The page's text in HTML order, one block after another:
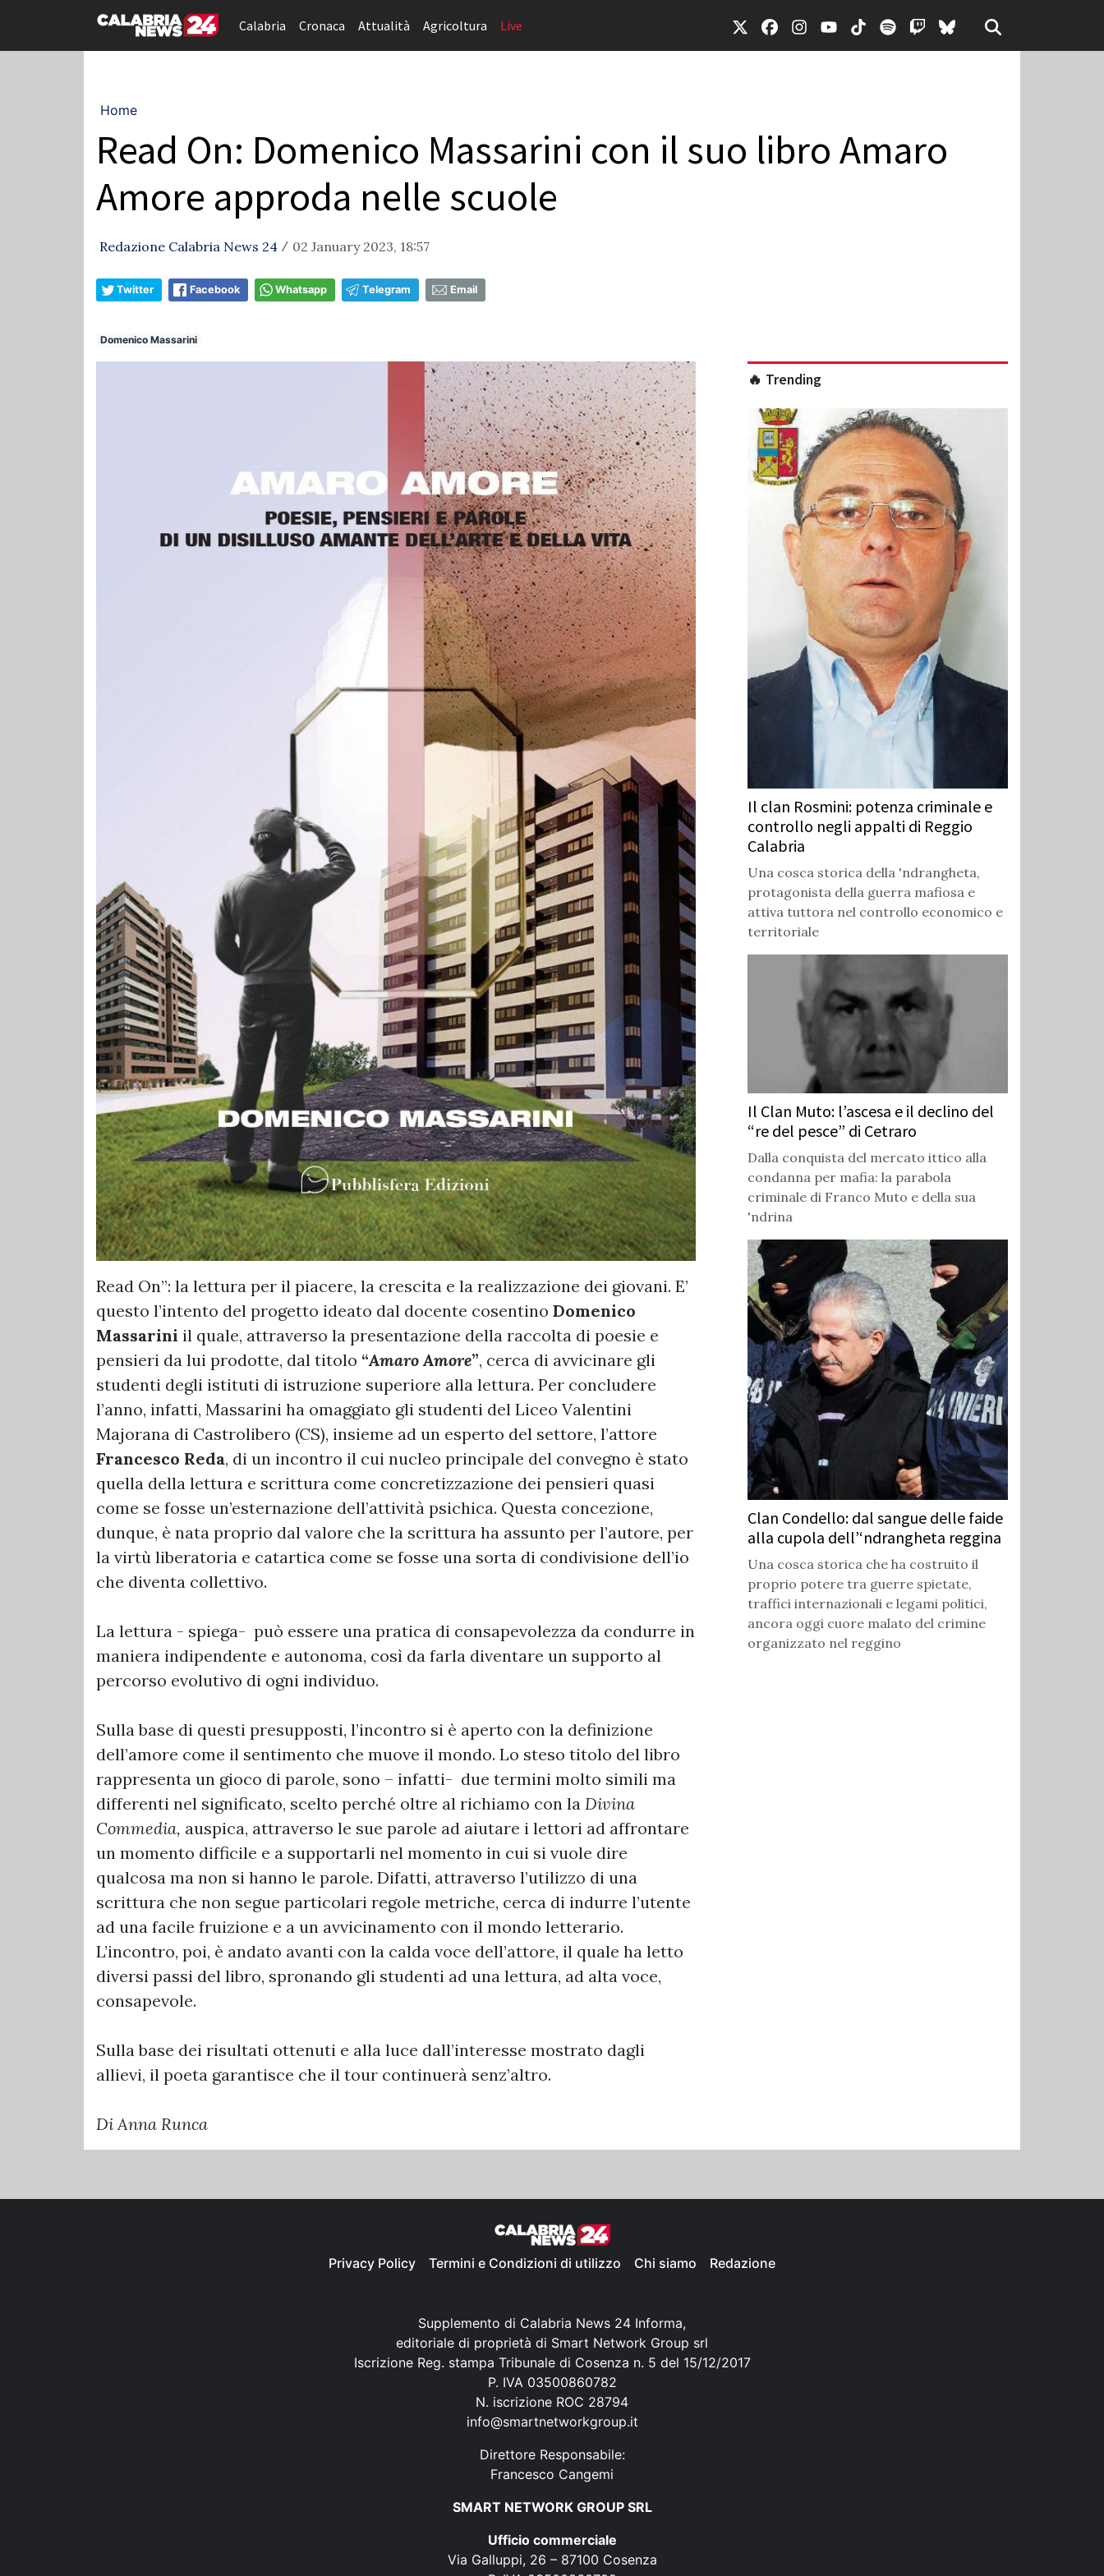
Calabria Cronaca Attualità Agricoltura Live
Home
Read On: Domenico Massarini con il suo libro Amaro
Amore approda nelle scuole
Redazione Calabria News 24 / 02 January 2023, 18:57
Twitter Facebook Whatsapp Telegram Email
Domenico Massarini
Read On”: la lettura per il piacere, la crescita e la realizzazione dei giovani. E’
questo l’intento del progetto ideato dal docente cosentino Domenico
Massarini il quale, attraverso la presentazione della raccolta di poesie e
pensieri da lui prodotte, dal titolo “Amaro Amore”, cerca di avvicinare gli
studenti degli istituti di istruzione superiore alla lettura. Per concludere
l’anno, infatti, Massarini ha omaggiato gli studenti del Liceo Valentini
Majorana di Castrolibero (CS), insieme ad un esperto del settore, l’attore
Francesco Reda, di un incontro il cui nucleo principale del convegno è stato
quella della lettura e scrittura come concretizzazione dei pensieri quasi
come se fosse un’esternazione dell’attività psichica. Questa concezione,
dunque, è nata proprio dal valore che la scrittura ha assunto per l’autore, per
la virtù liberatoria e catartica come se fosse una sorta di condivisione dell’io
che diventa collettivo.
La lettura - spiega- può essere una pratica di consapevolezza da condurre in
maniera indipendente e autonoma, così da farla diventare un supporto al
percorso evolutivo di ogni individuo.
Sulla base di questi presupposti, l’incontro si è aperto con la definizione
dell’amore come il sentimento che muove il mondo. Lo steso titolo del libro
rappresenta un gioco di parole, sono – infatti- due termini molto simili ma
differenti nel significato, scelto perché oltre al richiamo con la Divina
Commedia, auspica, attraverso le sue parole ad aiutare i lettori ad affrontare
un momento difficile e a supportarli nel momento in cui si vuole dire
qualcosa ma non si hanno le parole. Difatti, attraverso l’utilizzo di una
scrittura che non segue particolari regole metriche, cerca di indurre l’utente
ad una facile fruizione e a un avvicinamento con il mondo letterario.
L’incontro, poi, è andato avanti con la calda voce dell’attore, il quale ha letto
diversi passi del libro, spronando gli studenti ad una lettura, ad alta voce,
consapevole.
Sulla base dei risultati ottenuti e alla luce dall’interesse mostrato dagli
allievi, il poeta garantisce che il tour continuerà senz’altro.
Di Anna Runca
🔥 Trending
Il clan Rosmini: potenza criminale e
controllo negli appalti di Reggio
Calabria
Una cosca storica della 'ndrangheta,
protagonista della guerra mafiosa e
attiva tuttora nel controllo economico e
territoriale
Il Clan Muto: l’ascesa e il declino del
“re del pesce” di Cetraro
Dalla conquista del mercato ittico alla
condanna per mafia: la parabola
criminale di Franco Muto e della sua
'ndrina
Clan Condello: dal sangue delle faide
alla cupola dell’‘ndrangheta reggina
Una cosca storica che ha costruito il
proprio potere tra guerre spietate,
traffici internazionali e legami politici,
ancora oggi cuore malato del crimine
organizzato nel reggino
Privacy Policy Termini e Condizioni di utilizzo Chi siamo Redazione
Supplemento di Calabria News 24 Informa,
editoriale di proprietà di Smart Network Group srl
Iscrizione Reg. stampa Tribunale di Cosenza n. 5 del 15/12/2017
P. IVA 03500860782
N. iscrizione ROC 28794
info@smartnetworkgroup.it
Direttore Responsabile:
Francesco Cangemi
SMART NETWORK GROUP SRL
Ufficio commerciale
Via Galluppi, 26 – 87100 Cosenza